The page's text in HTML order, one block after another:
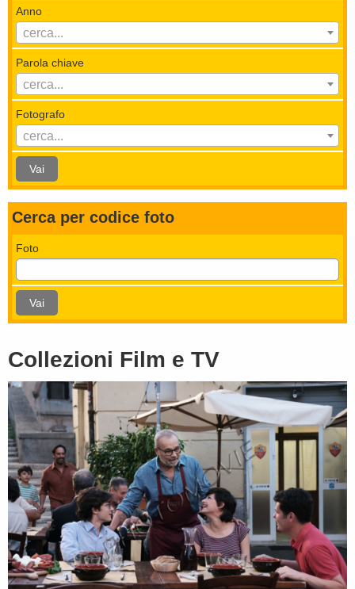
Anno
cerca...
Parola chiave
cerca...
Fotografo
cerca...
Vai
Cerca per codice foto
Foto
Vai
Collezioni Film e TV